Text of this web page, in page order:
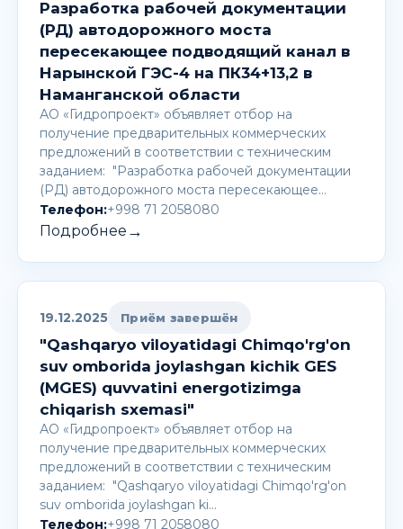
Разработка рабочей документации
(РД) автодорожного моста
пересекающее подводящий канал в
Нарынской ГЭС-4 на ПК34+13,2 в
Наманганской области
АО «Гидропроект» объявляет отбор на
получение предварительных коммерческих
предложений в соответствии с техническим
заданием: "Разработка рабочей документации
(РД) автодорожного моста пересекающее…
Телефон:+998 71 2058080
Подробнее →
19.12.2025 Приём завершён
"Qashqaryo viloyatidagi Chimqo'rg'on
suv omborida joylashgan kichik GES
(MGES) quvvatini energotizimga
chiqarish sxemasi"
АО «Гидропроект» объявляет отбор на
получение предварительных коммерческих
предложений в соответствии с техническим
заданием: "Qashqaryo viloyatidagi Chimqo'rg'on
suv omborida joylashgan ki…
Телефон:+998 71 2058080